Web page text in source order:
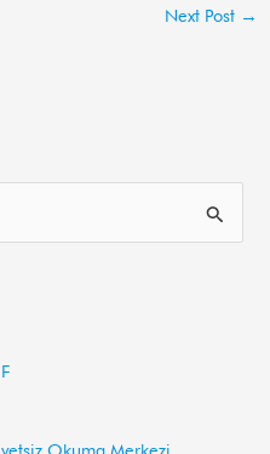
Next Post →